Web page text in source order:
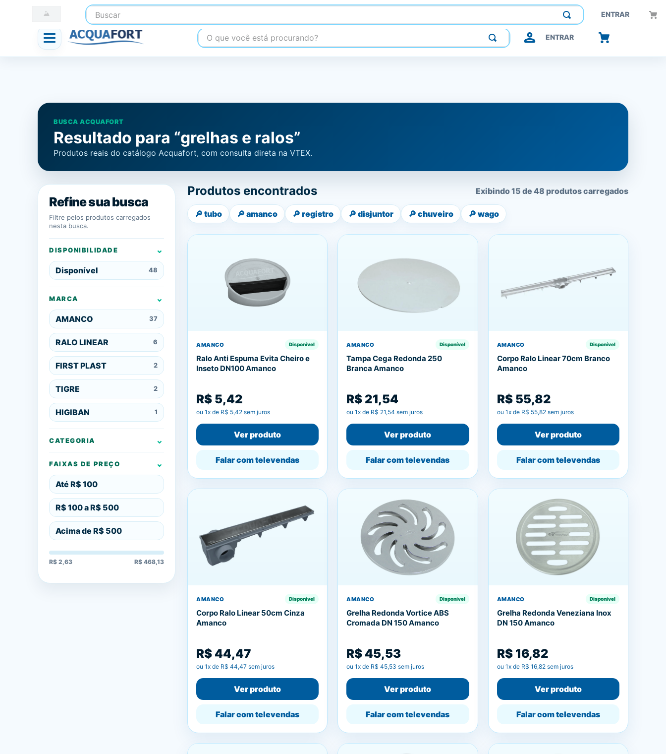
Buscar ENTRAR
☎ (41) 3247-1199 Construindo confiança, inovando o futuro.
O que você está procurando? ENTRAR
BUSCA ACQUAFORT
Resultado para “grelhas e ralos”
Produtos reais do catálogo Acquafort, com consulta direta na VTEX.
Refine sua busca
Filtre pelos produtos carregados
nesta busca.
DISPONIBILIDADE
Disponível 48
MARCA
AMANCO 37
RALO LINEAR 6
FIRST PLAST 2
TIGRE 2
HIGIBAN 1
CATEGORIA
FAIXAS DE PREÇO
Até R$ 100
R$ 100 a R$ 500
Acima de R$ 500
R$ 2,63 R$ 468,13
Produtos encontrados Exibindo 15 de 48 produtos carregados
🔎 tubo 🔎 amanco 🔎 registro 🔎 disjuntor 🔎 chuveiro 🔎 wago
AMANCO Disponível
Ralo Anti Espuma Evita Cheiro e
Inseto DN100 Amanco
R$ 5,42
ou 1x de R$ 5,42 sem juros
Ver produto
Falar com televendas
AMANCO Disponível
Tampa Cega Redonda 250
Branca Amanco
R$ 21,54
ou1x de R$ 21,54 sem juros
Ver produto
Falar com televendas
AMANCO Disponível
Corpo Ralo Linear 70cm Branco
Amanco
R$ 55,82
ou 1x de R$ 55,82sem juros
Ver produto
Falar com televendas
AMANCO Disponível
Corpo Ralo Linear 50cm Cinza
Amanco
R$ 44,47
ou 1x de R$ 44,47 sem juros
Ver produto
Falar com televendas
AMANCO Disponível
Grelha Redonda Vortice ABS
Cromada DN 150 Amanco
R$ 45,53
ou1x de R$ 45,53 sem juros
Ver produto
Falar com televendas
AMANCO Disponível
Grelha Redonda Veneziana Inox
DN 150 Amanco
R$ 16,82
ou 1x de R$ 16,82sem juros
Ver produto
Falar com televendas